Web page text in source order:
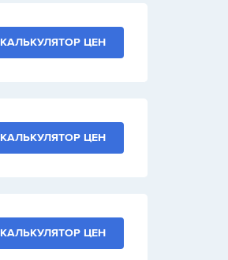
КАЛЬКУЛЯТОР ЦЕН
КАЛЬКУЛЯТОР ЦЕН
КАЛЬКУЛЯТОР ЦЕН